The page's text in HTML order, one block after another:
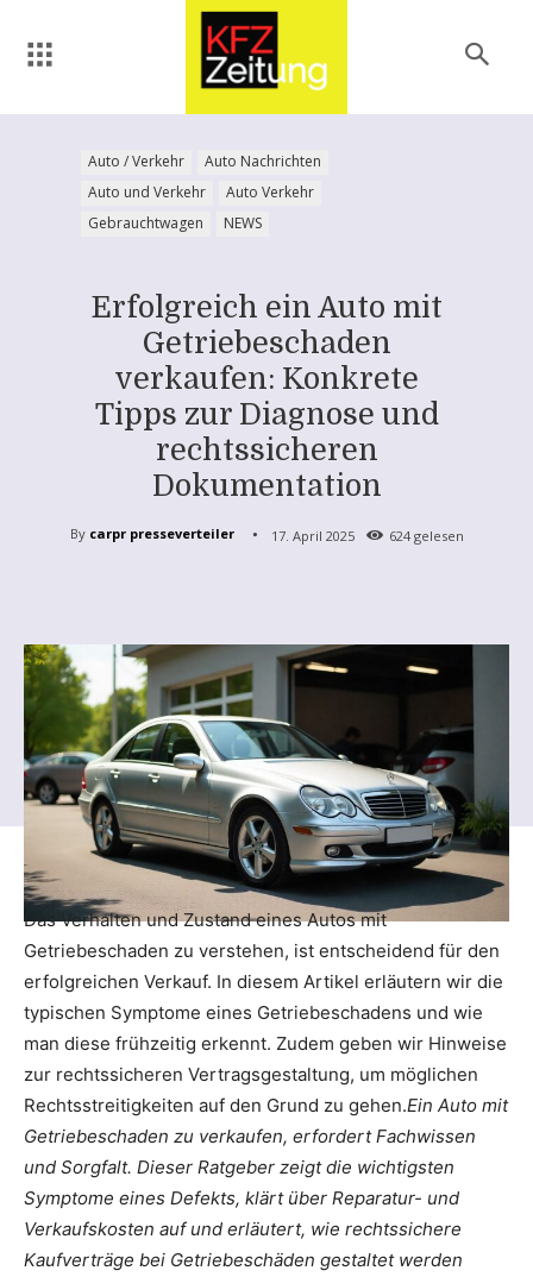
Auto / Verkehr
Auto Nachrichten
Auto und Verkehr
Auto Verkehr
Gebrauchtwagen
NEWS
Erfolgreich ein Auto mit
Getriebeschaden
verkaufen: Konkrete
Tipps zur Diagnose und
rechtssicheren
Dokumentation
By carpr presseverteiler 17. April 2025 624gelesen
Das Verhalten und Zustand eines Autos mit
Getriebeschaden zu verstehen, ist entscheidend für den
erfolgreichen Verkauf. In diesem Artikel erläutern wir die
typischen Symptome eines Getriebeschadens und wie
man diese frühzeitig erkennt. Zudem geben wir Hinweise
zur rechtssicheren Vertragsgestaltung, um möglichen
Rechtsstreitigkeiten auf den Grund zu gehen.Ein Auto mit
Getriebeschaden zu verkaufen, erfordert Fachwissen
und Sorgfalt. Dieser Ratgeber zeigt die wichtigsten
Symptome eines Defekts, klärt über Reparatur- und
Verkaufskosten auf und erläutert, wie rechtssichere
Kaufverträge bei Getriebeschäden gestaltet werden